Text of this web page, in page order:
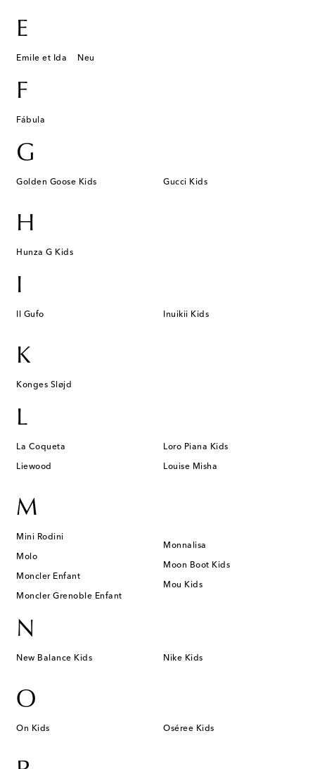
E
Emile et Ida Neu
F
Fábula
G
Golden Goose Kids Gucci Kids
H
Hunza G Kids
I
Il Gufo Inuikii Kids
K
Konges Sløjd
L
La Coqueta
Liewood
Loro Piana Kids
Louise Misha
M
Mini Rodini
Molo
Moncler Enfant
Moncler Grenoble Enfant
Monnalisa
Moon Boot Kids
Mou Kids
N
New Balance Kids Nike Kids
O
On Kids Oséree Kids